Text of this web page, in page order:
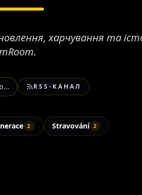
харчування та
RSS-КАНАЛ
2 Stravování 2